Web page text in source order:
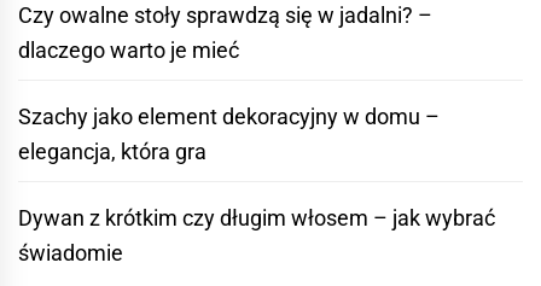
Czy owalne stoły sprawdzą się w jadalni? –
dlaczego warto je mieć
Szachy jako element dekoracyjny w domu –
elegancja, która gra
Dywan z krótkim czy długim włosem – jak wybrać
świadomie